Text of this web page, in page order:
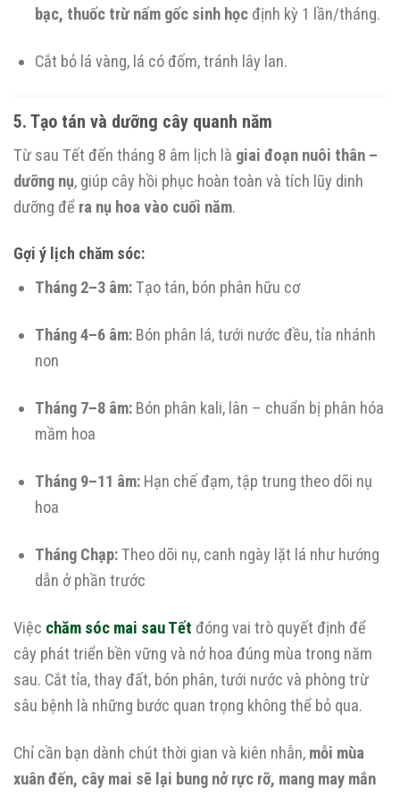
bạc, thuốc trừ nấm gốc sinh họcđịnh kỳ 1 lần/tháng.
Cắt bỏ lá vàng, lá có đốm, tránh lây lan.
5. Tạo tán và dưỡng cây quanh năm
Từ sau Tết đến tháng 8 âm lịch là giai đoạn nuôi thân –
dưỡng nụ, giúp cây hồi phục hoàn toàn và tích lũy dinh
dưỡng để ra nụ hoa vào cuối năm.
Gợi ý lịch chăm sóc:
Tháng 2–3 âm:Tạo tán, bón phân hữu cơ
Tháng 4–6 âm:Bón phân lá, tưới nước đều, tỉa nhánh
non
Tháng 7–8 âm:Bón phân kali, lân – chuẩn bị phân hóa
mầm hoa
Tháng 9–11 âm:Hạn chế đạm, tập trung theo dõi nụ
hoa
Tháng Chạp:Theo dõi nụ, canh ngày lặt lá như hướng
dẫn ở phần trước
Việc chăm sóc mai sau Tết đóng vai trò quyết định để
cây phát triển bền vững và nở hoa đúng mùa trong năm
sau. Cắt tỉa, thay đất, bón phân, tưới nước và phòng trừ
sâu bệnh là những bước quan trọng không thể bỏ qua.
Chỉ cần bạn dành chút thời gian và kiên nhẫn, mỗi mùa
xuân đến, cây mai sẽ lại bung nở rực rỡ, mang may mắn